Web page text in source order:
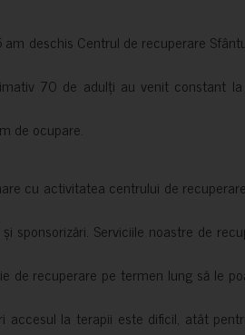
deschis Centrul de recuperare
70 de adulți au venit constant
de ocupare.
cu activitatea centrului de
sponsorizări. Serviciile noastre de
de recuperare pe termen lung să le
accesul la terapii este dificil, atât